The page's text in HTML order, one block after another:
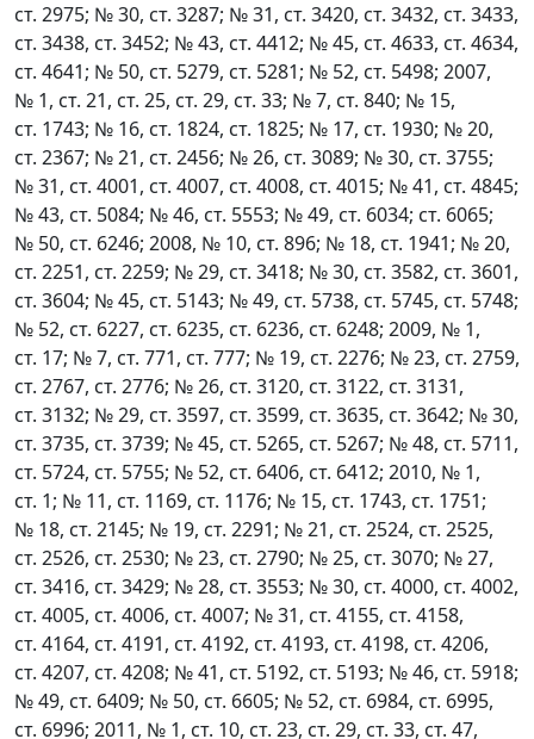
ст. 2975; № 30, ст. 3287; № 31, ст. 3420, ст. 3432, ст. 3433,
ст. 3438, ст. 3452; № 43, ст. 4412; № 45, ст. 4633, ст. 4634,
ст. 4641; № 50, ст. 5279, ст. 5281; № 52, ст. 5498; 2007,
№ 1, ст. 21, ст. 25, ст. 29, ст. 33; № 7, ст. 840; № 15,
ст. 1743; № 16, ст. 1824, ст. 1825; № 17, ст. 1930; № 20,
ст. 2367; № 21, ст. 2456; № 26, ст. 3089; № 30, ст. 3755;
№ 31, ст. 4001, ст. 4007, ст. 4008, ст. 4015; № 41, ст. 4845;
№ 43, ст. 5084; № 46, ст. 5553; № 49, ст. 6034; ст. 6065;
№ 50, ст. 6246; 2008, № 10, ст. 896; № 18, ст. 1941; № 20,
ст. 2251, ст. 2259; № 29, ст. 3418; № 30, ст. 3582, ст. 3601,
ст. 3604; № 45, ст. 5143; № 49, ст. 5738, ст. 5745, ст. 5748;
№ 52, ст. 6227, ст. 6235, ст. 6236, ст. 6248; 2009, № 1,
ст. 17; № 7, ст. 771, ст. 777; № 19, ст. 2276; № 23, ст. 2759,
ст. 2767, ст. 2776; № 26, ст. 3120, ст. 3122, ст. 3131,
ст. 3132; № 29, ст. 3597, ст. 3599, ст. 3635, ст. 3642; № 30,
ст. 3735, ст. 3739; № 45, ст. 5265, ст. 5267; № 48, ст. 5711,
ст. 5724, ст. 5755; № 52, ст. 6406, ст. 6412; 2010, № 1,
ст. 1; № 11, ст. 1169, ст. 1176; № 15, ст. 1743, ст. 1751;
№ 18, ст. 2145; № 19, ст. 2291; № 21, ст. 2524, ст. 2525,
ст. 2526, ст. 2530; № 23, ст. 2790; № 25, ст. 3070; № 27,
ст. 3416, ст. 3429; № 28, ст. 3553; № 30, ст. 4000, ст. 4002,
ст. 4005, ст. 4006, ст. 4007; № 31, ст. 4155, ст. 4158,
ст. 4164, ст. 4191, ст. 4192, ст. 4193, ст. 4198, ст. 4206,
ст. 4207, ст. 4208; № 41, ст. 5192, ст. 5193; № 46, ст. 5918;
№ 49, ст. 6409; № 50, ст. 6605; № 52, ст. 6984, ст. 6995,
ст. 6996; 2011, № 1, ст. 10, ст. 23, ст. 29, ст. 33, ст. 47,